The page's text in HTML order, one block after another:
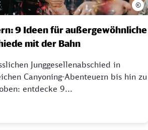
9 Ideen für außergewöhnliche
mit der Bahn
Junggesellenabschied in
Canyoning-Abenteuern bis hin zu
entdecke 9...
©